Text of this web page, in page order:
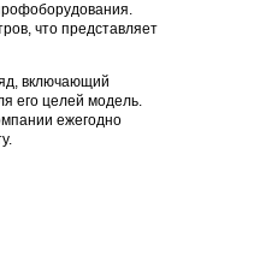
что представляет
включающий
его целей модель.
ежегодно